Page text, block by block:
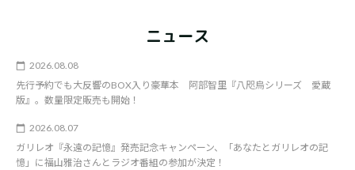
ニュース
2026.08.08
先行予約でも大反響のBOX入り豪華本 阿部智里『八咫烏シリーズ 愛蔵
版』。数量限定販売も開始！
2026.08.07
ガリレオ『永遠の記憶』発売記念キャンペーン、「あなたとガリレオの記
憶」に福山雅治さんとラジオ番組の参加が決定！